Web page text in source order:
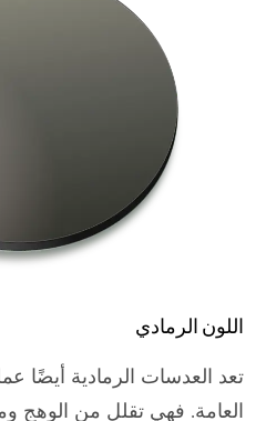
اللون الرمادي
تعد العدسات الرمادية أيضًا
العامة. فهي تقلل من الوهج